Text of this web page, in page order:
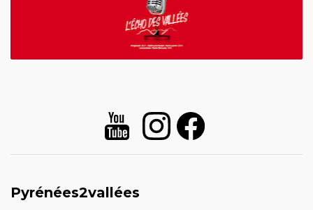
Pyrénées2vallées